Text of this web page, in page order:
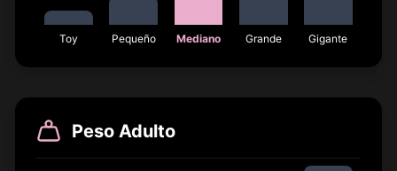
Toy Pequeño Mediano Grande Gigante
Peso Adulto